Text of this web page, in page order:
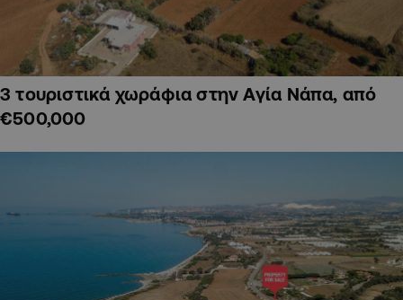
3 τουριστικά χωράφια στην Αγία Νάπα, από
€500,000